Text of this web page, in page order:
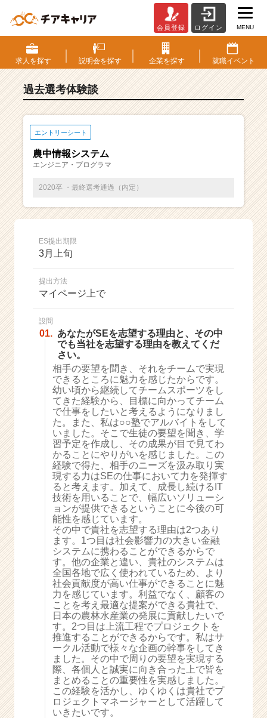
S・
選
考
験
ベ
ン
チ
ー・
成
ス
ト
が
く
就
活
サ
イ
ト
チ
ア
キ
ャ
リ
ア
（C
h
e
e
r
C
a
r
e
e
r）
会員登録 ログイン MENU
求人を探す 説明会を探す 企業を探す 就職イベント
過去選考体験談
エントリーシート
農中情報システム
エンジニア・プログラマ
2020卒 ・最終選考通過（内定）
ES提出期限
3月上旬
提出方法
マイページ上で
設問
01. あなたがSEを志望する理由と、その中
でも当社を志望する理由を教えてくだ
さい。
相手の要望を聞き、それをチームで実現
できるところに魅力を感じたからです。
幼い頃から継続してチームスポーツをし
てきた経験から、目標に向かってチーム
で仕事をしたいと考えるようになりまし
た。また、私は○○塾でアルバイトをして
いました。そこで生徒の要望を聞き、学
習予定を作成し、その成果が目で見てわ
かることにやりがいを感じました。この
経験で得た、相手のニーズを汲み取り実
現する力はSEの仕事において力を発揮す
ると考えます。加えて、成長し続けるIT
技術を用いることで、幅広いソリューシ
ョンが提供できるということに今後の可
能性を感じています。
その中で貴社を志望する理由は2つあり
ます。1つ目は社会影響力の大きい金融
システムに携わることができるからで
す。他の企業と違い、貴社のシステムは
全国各地で広く使われているため、より
社会貢献度が高い仕事ができることに魅
力を感じています。利益でなく、顧客の
ことを考え最適な提案ができる貴社で、
日本の農林水産業の発展に貢献したいで
す。2つ目は上流工程でプロジェクトを
推進することができるからです。私はサ
ークル活動で様々な企画の幹事をしてき
ました。その中で周りの要望を実現する
際、各個人と誠実に向き合った上で皆を
まとめることの重要性を実感しました。
この経験を活かし、ゆくゆくは貴社でプ
ロジェクトマネージャーとして活躍して
いきたいです。